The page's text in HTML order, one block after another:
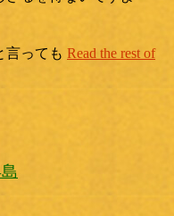
言っても Read the rest of